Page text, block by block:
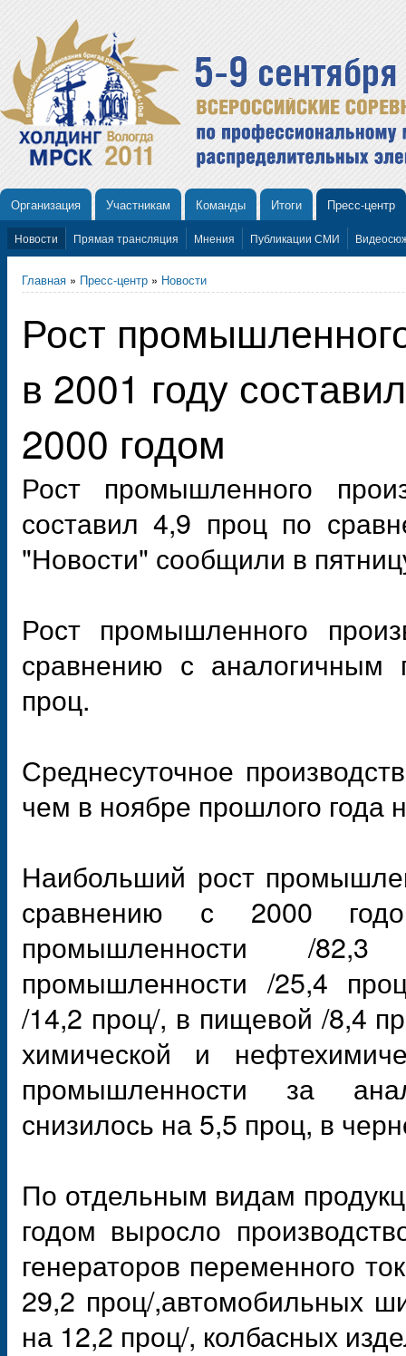
Организация Участникам Команды Итоги Пресс-центр
Новости Прямая трансляция Мнения Публикации СМИ
Главная » Пресс-центр » Новости
Рост
в 2001 году
2000 годом
Рост промышленного
составил 4,9 проц по
"Новости" сообщили в
Рост промышленного
сравнению с аналогичным
проц.
Среднесуточное
чем в ноябре прошлого года
Наибольший рост
сравнению с 2000
промышленности /
промышленности /25,4
/14,2 проц/, в пищевой /8,4
химической и
промышленности за
снизилось на 5,5 проц, в
По отдельным видам
годом выросло
генераторов переменного
29,2 проц/,автомобильных
на 12,2 проц/, колбасных